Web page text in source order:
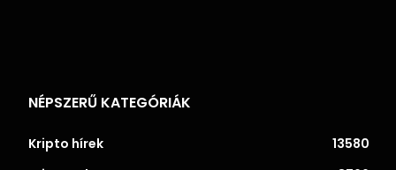
NÉPSZERŰ KATEGÓRIÁK
Kripto hírek
13580